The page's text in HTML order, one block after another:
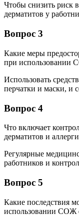
Чтобы снизить риск
дерматитов у
Вопрос 3
Какие меры
при использовании
Использовать
перчатки и маски, и
Вопрос 4
Что включает
дерматитов и
Регулярные
работников и
Вопрос 5
Какие последствия
использовании СОЖ